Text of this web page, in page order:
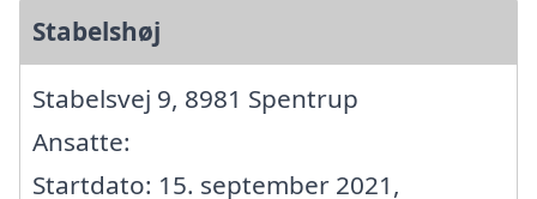
Stabelshøj
Stabelsvej 9, 8981 Spentrup
Ansatte:
Startdato: 15. september 2021,